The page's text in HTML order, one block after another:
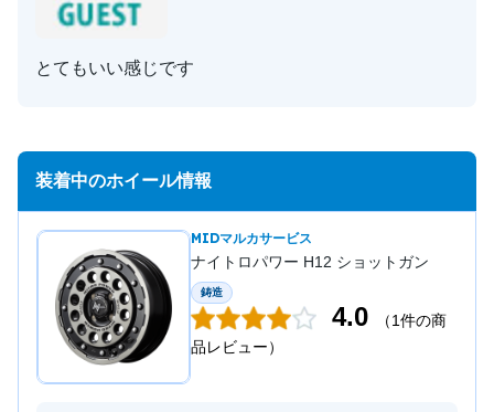
とてもいい感じです
装着中のホイール情報
MIDマルカサービス
ナイトロパワー H12 ショットガン
鋳造
4.0
（1件の商
品レビュー）